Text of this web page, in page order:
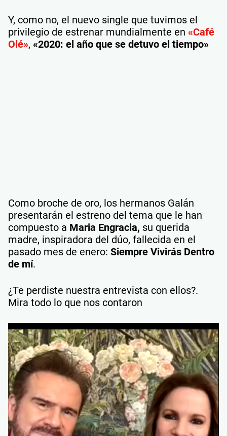
Y, como no, el nuevo single que tuvimos el
privilegio de estrenar mundialmente en «Café
Olé», «2020: el año que se detuvo el tiempo»
Como broche de oro, los hermanos Galán
presentarán el estreno del tema que le han
compuesto a Maria Engracia, su querida
madre, inspiradora del dúo, fallecida en el
pasado mes de enero: Siempre Vivirás Dentro
de mí.
¿Te perdiste nuestra entrevista con ellos?.
Mira todo lo que nos contaron